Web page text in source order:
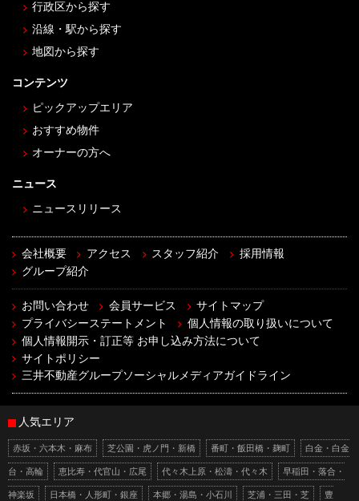
行政区から探す
沿線・駅から探す
地図から探す
コンテンツ
ピックアップエリア
おすすめ物件
オーナーの方へ
ニュース
ニュースリリース
会社概要 アクセス スタッフ紹介
採用情報
グループ紹介
お問い合わせ 会員サービス
サイトマップ
プライバシーステートメント
個人情報の取り扱いについて
個人情報開示・訂正等 お申し込み方法について
サイトポリシー
三井不動産グループソーシャルメディアガイドライン
人気エリア
赤坂・六本木・麻布 芝公園・虎ノ門・新橋 番町・飯田橋・麹町 白金・白金
台・高輪 恵比寿・代官山・広尾 代々木上原・松濤・代々木 早稲田・落合・
神楽坂 日本橋・人形町・銀座 本郷・湯島・小石川 芝浦・三田・芝 豊